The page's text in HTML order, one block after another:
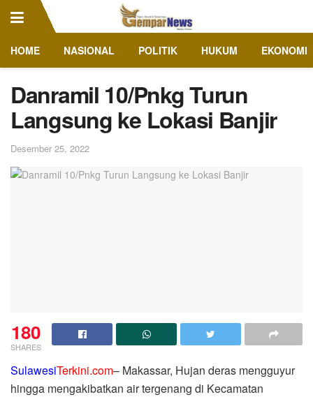
HOME NASIONAL POLITIK HUKUM EKONOMI
Danramil 10/Pnkg Turun
Langsung ke Lokasi Banjir
Desember 25, 2022
180
SHARES
SulawesiTerkini.com– Makassar, Hujan deras mengguyur
hingga mengakibatkan air tergenang di Kecamatan